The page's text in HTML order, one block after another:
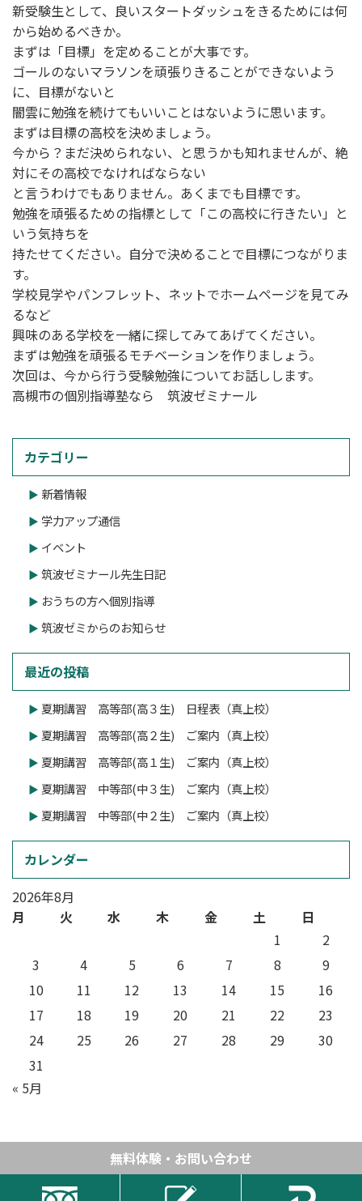
新受験生として、良いスタートダッシュをきるためには何
から始めるべきか。
まずは「目標」を定めることが大事です。
ゴールのないマラソンを頑張りきることができないよう
に、目標がないと
闇雲に勉強を続けてもいいことはないように思います。
まずは目標の高校を決めましょう。
今から？まだ決められない、と思うかも知れませんが、絶
対にその高校でなければならない
と言うわけでもありません。あくまでも目標です。
勉強を頑張るための指標として「この高校に行きたい」と
いう気持ちを
持たせてください。自分で決めることで目標につながりま
す。
学校見学やパンフレット、ネットでホームページを見てみ
るなど
興味のある学校を一緒に探してみてあげてください。
まずは勉強を頑張るモチベーションを作りましょう。
次回は、今から行う受験勉強についてお話しします。
高槻市の個別指導塾なら 筑波ゼミナール
カテゴリー
新着情報
学力アップ通信
イベント
筑波ゼミナール先生日記
おうちの方へ個別指導
筑波ゼミからのお知らせ
最近の投稿
夏期講習 高等部(高３生) 日程表（真上校）
夏期講習 高等部(高２生) ご案内（真上校）
夏期講習 高等部(高１生) ご案内（真上校）
夏期講習 中等部(中３生) ご案内（真上校）
夏期講習 中等部(中２生) ご案内（真上校）
カレンダー
2026年8月
月
火 水 木 金 土
日
1
2
3
4 5 6 7 8
9
10
11 12 13 14 15
16
17
18 19 20 21 22
23
24
25 26 27 28 29
30
31
« 5月
無料体験・お問い合わせ